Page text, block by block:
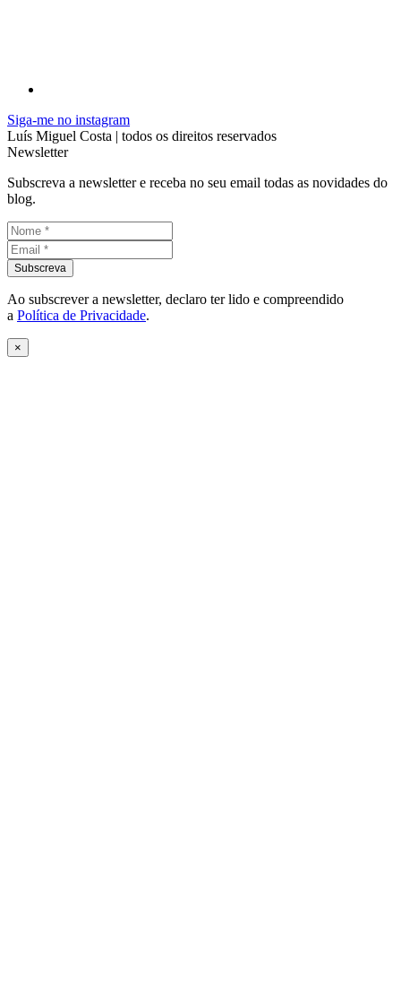
Siga-me no instagram
Luís Miguel Costa | todos os direitos reservados
Newsletter
Subscreva a newsletter e receba no seu email todas as novidades do
blog.
Ao subscrever a newsletter, declaro ter lido e compreendido
a Política de Privacidade.
×